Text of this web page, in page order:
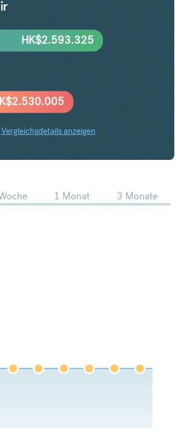
2.530.005
HK$2.593.325
Vergleichsdetails anzeigen
in HKD Trends
1 Monat 3 Monate